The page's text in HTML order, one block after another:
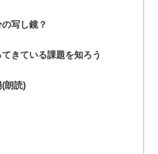
写し鏡？
きている課題を知ろう
朗読)